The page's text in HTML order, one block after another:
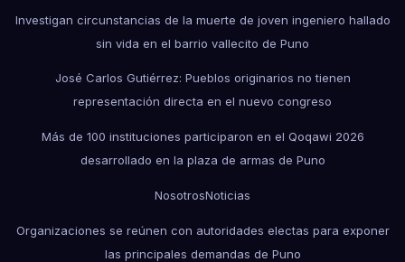
Investigan circunstancias de la muerte de joven ingeniero hallado
sin vida en el barrio vallecito de Puno
José Carlos Gutiérrez: Pueblos originarios no tienen
representación directa en el nuevo congreso
Más de 100 instituciones participaron en el Qoqawi 2026
desarrollado en la plaza de armas de Puno
NosotrosNoticias
Organizaciones se reúnen con autoridades electas para exponer
las principales demandas de Puno